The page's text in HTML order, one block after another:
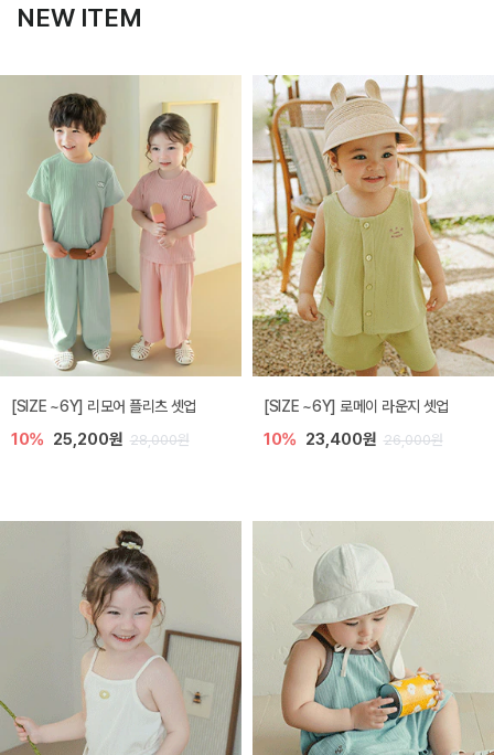
NEW ITEM
[SIZE ~6Y] 리모어 플리츠 셋업
10% 25,200원 28,000원
[SIZE ~6Y] 로메이 라운지 셋업
10% 23,400원 26,000원